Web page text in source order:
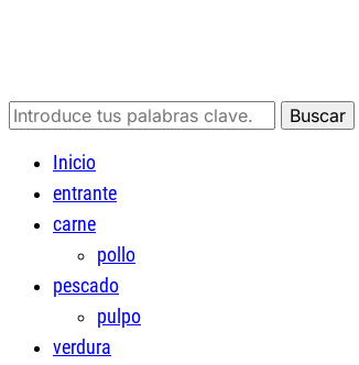
Inicio
entrante
carne
pollo
pescado
pulpo
verdura